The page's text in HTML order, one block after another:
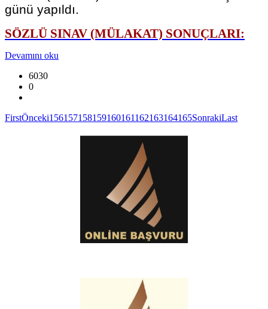
günü yapıldı.
SÖZLÜ SINAV (MÜLAKAT) SONUÇLARI:
Devamını oku
6030
0
FirstÖnceki156157158159160161162163164165SonrakiLast